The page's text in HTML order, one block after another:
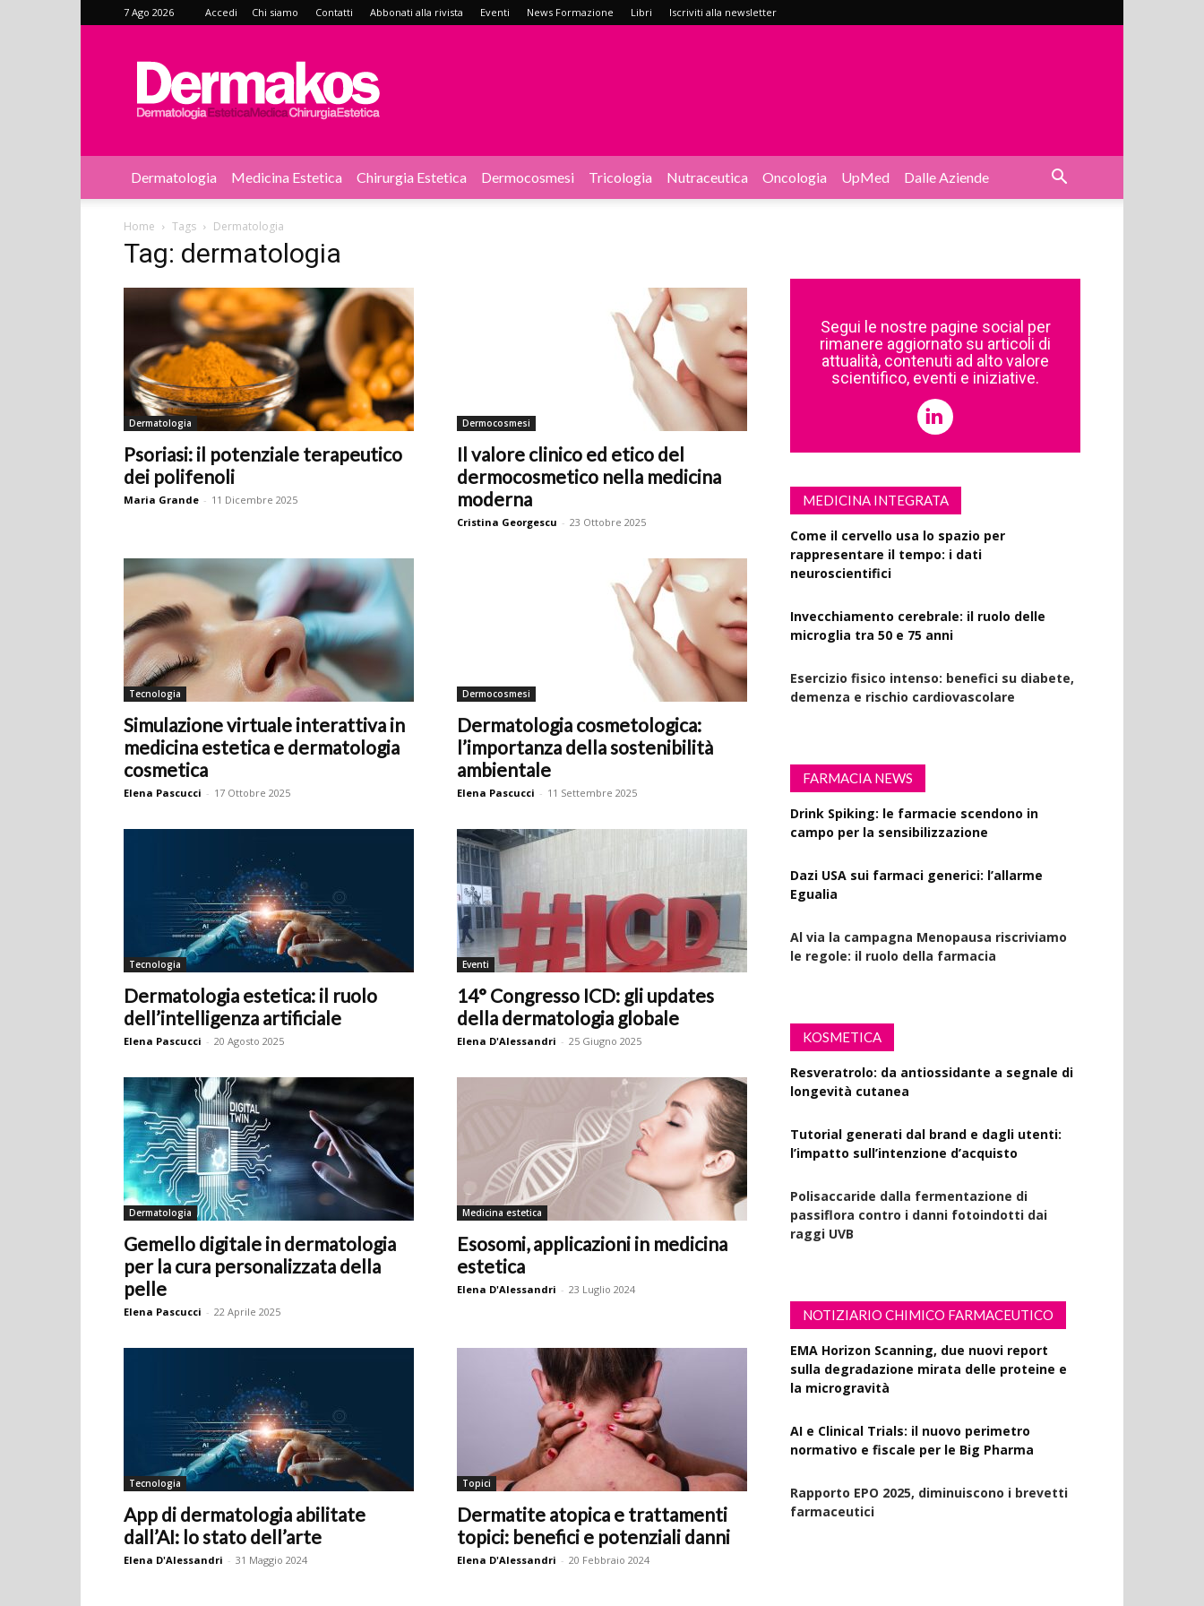
7 Ago 2026 Accedi Chi siamo Contatti Abbonati alla rivista Eventi News Formazione Libri Iscriviti alla newsletter
Dermakos
Dermatologia Medicina Estetica Chirurgia Estetica Dermocosmesi Tricologia Nutraceutica Oncologia UpMed Dalle Aziende
Home Tags Dermatologia
Tag: dermatologia
Dermatologia
Psoriasi: il potenziale terapeutico
dei polifenoli
Maria Grande - 11 Dicembre 2025
Dermocosmesi
Il valore clinico ed etico del
dermocosmetico nella medicina
moderna
Cristina Georgescu - 23 Ottobre 2025
Tecnologia
Simulazione virtuale interattiva in
medicina estetica e dermatologia
cosmetica
Elena Pascucci - 17 Ottobre 2025
Dermocosmesi
Dermatologia cosmetologica:
l’importanza della sostenibilità
ambientale
Elena Pascucci - 11 Settembre 2025
Tecnologia
Dermatologia estetica: il ruolo
dell’intelligenza artificiale
Elena Pascucci - 20 Agosto 2025
Eventi
14° Congresso ICD: gli updates
della dermatologia globale
Elena D'Alessandri - 25 Giugno 2025
Dermatologia
Gemello digitale in dermatologia
per la cura personalizzata della
pelle
Elena Pascucci - 22 Aprile 2025
Medicina estetica
Esosomi, applicazioni in medicina
estetica
Elena D'Alessandri - 23 Luglio 2024
Tecnologia
App di dermatologia abilitate
dall’AI: lo stato dell’arte
Elena D'Alessandri - 31 Maggio 2024
Topici
Dermatite atopica e trattamenti
topici: benefici e potenziali danni
Elena D'Alessandri - 20 Febbraio 2024
Segui le nostre pagine social per
rimanere aggiornato su articoli di
attualità, contenuti ad alto valore
scientifico, eventi e iniziative.
MEDICINA INTEGRATA
Come il cervello usa lo spazio per
rappresentare il tempo: i dati
neuroscientifici
Invecchiamento cerebrale: il ruolo delle
microglia tra 50 e 75 anni
Esercizio fisico intenso: benefici su diabete,
demenza e rischio cardiovascolare
FARMACIA NEWS
Drink Spiking: le farmacie scendono in
campo per la sensibilizzazione
Dazi USA sui farmaci generici: l’allarme
Egualia
Al via la campagna Menopausa riscriviamo
le regole: il ruolo della farmacia
KOSMETICA
Resveratrolo: da antiossidante a segnale di
longevità cutanea
Tutorial generati dal brand e dagli utenti:
l’impatto sull’intenzione d’acquisto
Polisaccaride dalla fermentazione di
passiflora contro i danni fotoindotti dai
raggi UVB
NOTIZIARIO CHIMICO FARMACEUTICO
EMA Horizon Scanning, due nuovi report
sulla degradazione mirata delle proteine e
la microgravità
AI e Clinical Trials: il nuovo perimetro
normativo e fiscale per le Big Pharma
Rapporto EPO 2025, diminuiscono i brevetti
farmaceutici